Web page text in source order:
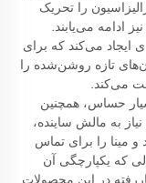
را تحریک
ادامه می‌یابند.
ایجاد می‌کند که برای
تازه روشن‌شده را
می‌کند.
حساس، همچنین
به مالش ساینده،
مینا را برای تماس
که یکپارچگی آن
در این محصولات